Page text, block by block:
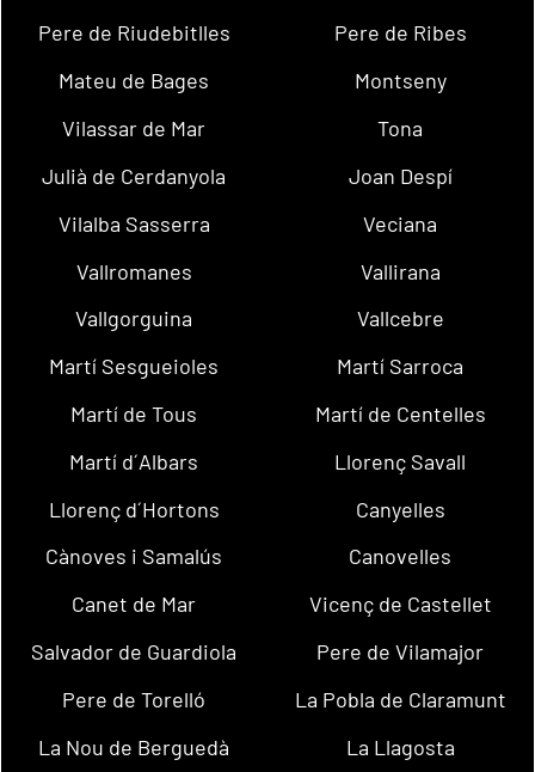
Pere de Riudebitlles
Pere de Ribes
Mateu de Bages
Montseny
Vilassar de Mar
Tona
Julià de Cerdanyola
Joan Despí
Vilalba Sasserra
Veciana
Vallromanes
Vallirana
Vallgorguina
Vallcebre
Martí Sesgueioles
Martí Sarroca
Martí de Tous
Martí de Centelles
Martí d´Albars
Llorenç Savall
Llorenç d´Hortons
Canyelles
Cànoves i Samalús
Canovelles
Canet de Mar
Vicenç de Castellet
Salvador de Guardiola
Pere de Vilamajor
Pere de Torelló
La Pobla de Claramunt
La Nou de Berguedà
La Llagosta